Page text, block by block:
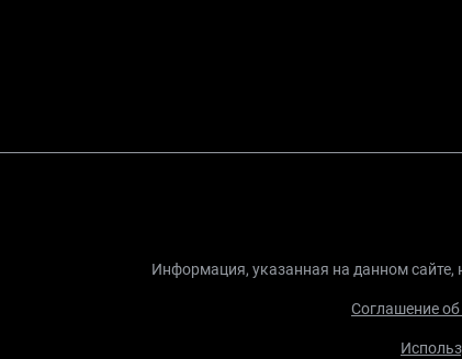
Информация, указанная на данном сайте,
Соглашение